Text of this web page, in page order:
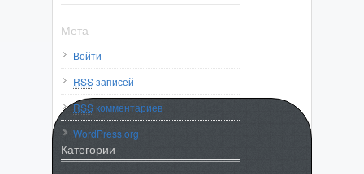
Мета
Войти
RSSзаписей
RSSкомментариев
WordPress.org
Категории